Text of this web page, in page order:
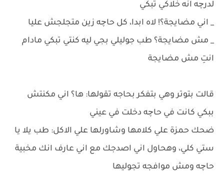
لدرچه انه خلاكي تبكي
_ اني مضايجة؟! لاه ابدا، كل حاچه زين متجلجش عليا
_ مش مضايجة؟ طب جوليلي بجي ليه كنتي تبكي مادام
انتِ مش مضايجة
قالت بتوتر وهي بتفكر بحاجه تقولها: ها؟ اني مكنتش
ببكي كانت في حاچه دخلت في عيني
ضحك حمزة علي كلامها وشاورلها علي الاكل: طب يلا يا
ستي كلي، وهحاول اني اصدجك مع اني عارف انك مخبية
حاچه ومش موافجه تجوليها